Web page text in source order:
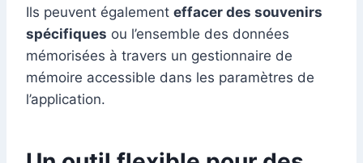
Ils peuvent également effacer des souvenirs
spécifiques ou l’ensemble des données
mémorisées à travers un gestionnaire de
mémoire accessible dans les paramètres de
l’application.